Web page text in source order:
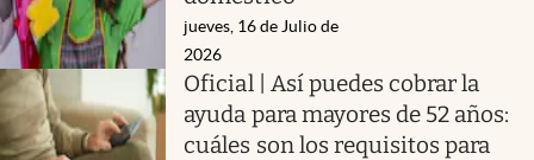
jueves, 16 de Julio de
2026
Oficial | Así puedes cobrar la
ayuda para mayores de 52 años:
cuáles son los requisitos para